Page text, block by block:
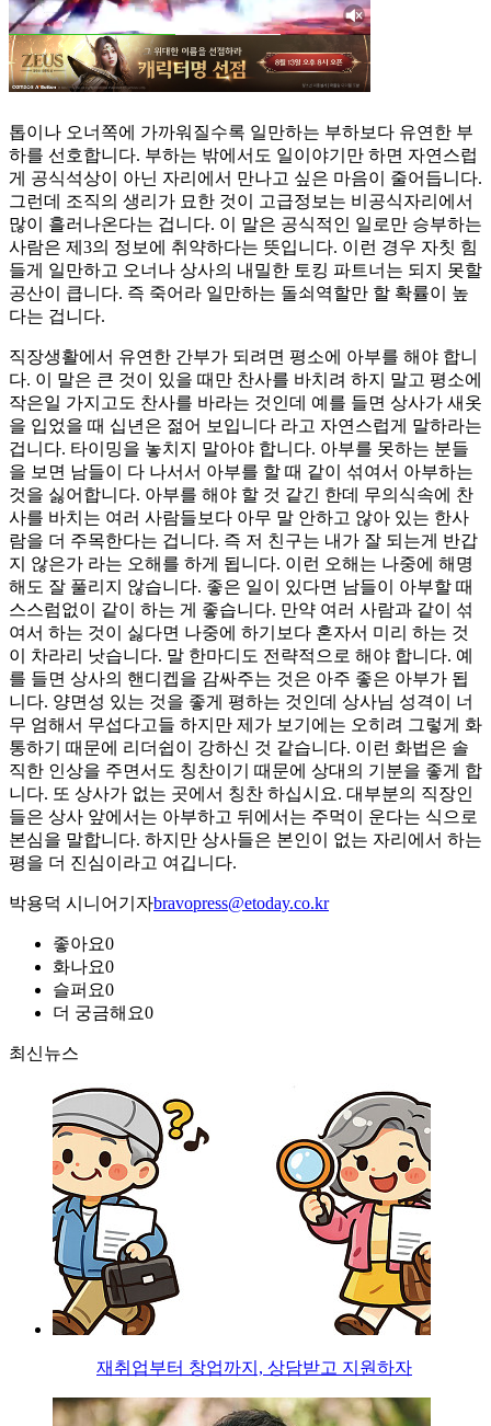
톱이나 오너쪽에 가까워질수록 일만하는 부하보다 유연한 부
하를 선호합니다. 부하는 밖에서도 일이야기만 하면 자연스럽
게 공식석상이 아닌 자리에서 만나고 싶은 마음이 줄어듭니다.
그런데 조직의 생리가 묘한 것이 고급정보는 비공식자리에서
많이 흘러나온다는 겁니다. 이 말은 공식적인 일로만 승부하는
사람은 제3의 정보에 취약하다는 뜻입니다. 이런 경우 자칫 힘
들게 일만하고 오너나 상사의 내밀한 토킹 파트너는 되지 못할
공산이 큽니다. 즉 죽어라 일만하는 돌쇠역할만 할 확률이 높
다는 겁니다.
직장생활에서 유연한 간부가 되려면 평소에 아부를 해야 합니
다. 이 말은 큰 것이 있을 때만 찬사를 바치려 하지 말고 평소에
작은일 가지고도 찬사를 바라는 것인데 예를 들면 상사가 새옷
을 입었을 때 십년은 젊어 보입니다 라고 자연스럽게 말하라는
겁니다. 타이밍을 놓치지 말아야 합니다. 아부를 못하는 분들
을 보면 남들이 다 나서서 아부를 할 때 같이 섞여서 아부하는
것을 싫어합니다. 아부를 해야 할 것 같긴 한데 무의식속에 찬
사를 바치는 여러 사람들보다 아무 말 안하고 않아 있는 한사
람을 더 주목한다는 겁니다. 즉 저 친구는 내가 잘 되는게 반갑
지 않은가 라는 오해를 하게 됩니다. 이런 오해는 나중에 해명
해도 잘 풀리지 않습니다. 좋은 일이 있다면 남들이 아부할 때
스스럼없이 같이 하는 게 좋습니다. 만약 여러 사람과 같이 섞
여서 하는 것이 싫다면 나중에 하기보다 혼자서 미리 하는 것
이 차라리 낫습니다. 말 한마디도 전략적으로 해야 합니다. 예
를 들면 상사의 핸디켑을 감싸주는 것은 아주 좋은 아부가 됩
니다. 양면성 있는 것을 좋게 평하는 것인데 상사님 성격이 너
무 엄해서 무섭다고들 하지만 제가 보기에는 오히려 그렇게 화
통하기 때문에 리더쉽이 강하신 것 같습니다. 이런 화법은 솔
직한 인상을 주면서도 칭찬이기 때문에 상대의 기분을 좋게 합
니다. 또 상사가 없는 곳에서 칭찬 하십시요. 대부분의 직장인
들은 상사 앞에서는 아부하고 뒤에서는 주먹이 운다는 식으로
본심을 말합니다. 하지만 상사들은 본인이 없는 자리에서 하는
평을 더 진심이라고 여깁니다.
박용덕 시니어기자bravopress@etoday.co.kr
좋아요0
화나요0
슬퍼요0
더 궁금해요0
최신뉴스
재취업부터 창업까지, 상담받고 지원하자